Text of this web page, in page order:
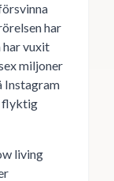
har
vuxit
miljoner
Instagram
flyktig
living